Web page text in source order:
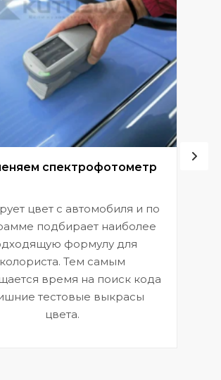
спектрофотометр
цвет с автомобиля и по
подбирает наиболее
формулу для
колориста. Тем самым
время на поиск кода
тестовые выкрасы
цвета.